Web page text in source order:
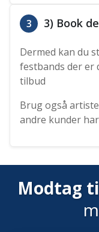
3 3) Book
Dermed kan du
festbands der er
tilbud
Brug også
andre kunder
Modtag